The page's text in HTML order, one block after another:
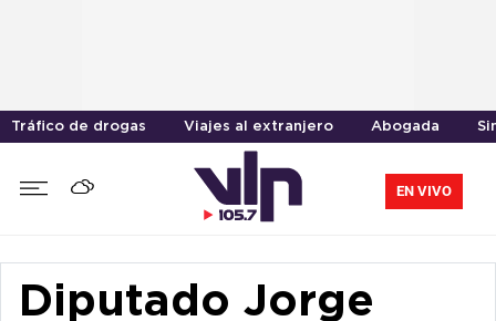
Tráfico de drogas Viajes al extranjero Abogada
EN VIVO
Diputado Jorge